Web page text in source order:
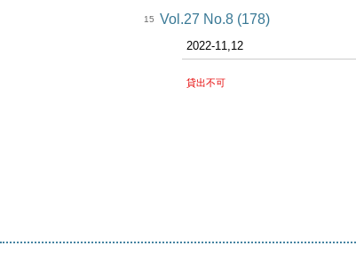
15 Vol.27 No.8 (178)
2022-11,12
貸出不可